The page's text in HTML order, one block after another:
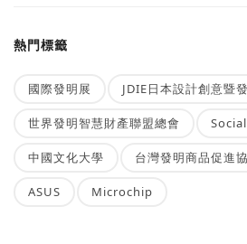
熱門標籤
國際發明展 JDIE日本設計創意暨
世界發明智慧財產聯盟總會
中國文化大學 台灣發明商品促進
ASUS Microchip